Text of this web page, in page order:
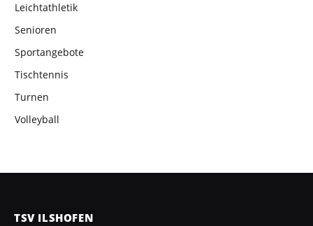
Leichtathletik
Senioren
Sportangebote
Tischtennis
Turnen
Volleyball
TSV ILSHOFEN